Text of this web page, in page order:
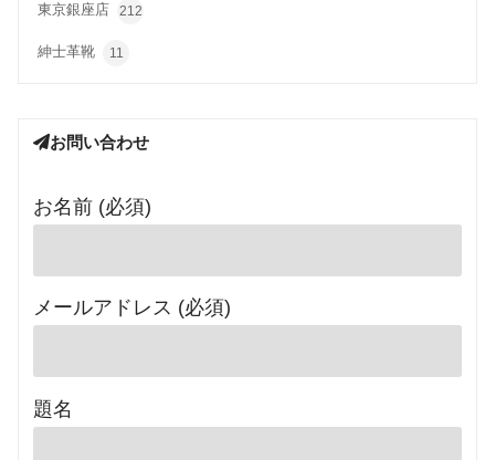
東京銀座店 212
紳士革靴 11
お問い合わせ
お名前 (必須)
メールアドレス (必須)
題名